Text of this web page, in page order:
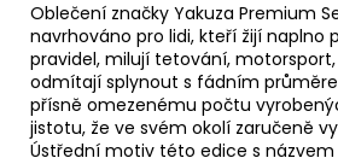
Oblečení značky Yakuza Premium
navrhováno pro lidi, kteří žijí naplno
pravidel, milují tetování,
odmítají splynout s fádním
přísně omezenému počtu
jistotu, že ve svém okolí zaručeně
Ústřední motiv této edice s názvem